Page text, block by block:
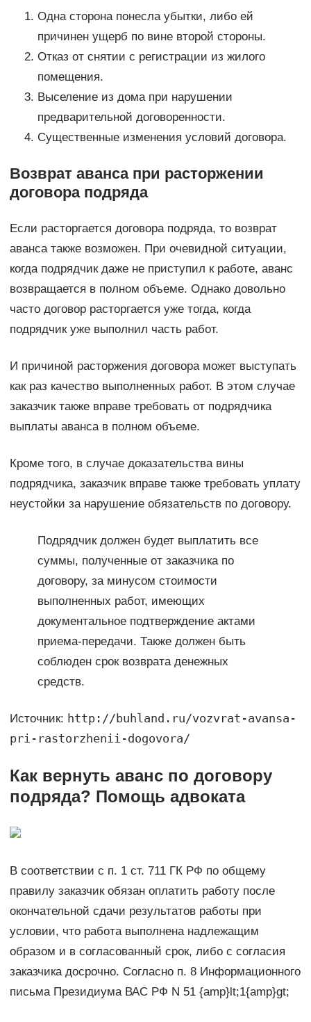
Одна сторона понесла убытки, либо ей
причинен ущерб по вине второй стороны.
Отказ от снятии с регистрации из жилого
помещения.
Выселение из дома при нарушении
предварительной договоренности.
Существенные изменения условий договора.
Возврат аванса при расторжении
договора подряда
Если расторгается договора подряда, то возврат
аванса также возможен. При очевидной ситуации,
когда подрядчик даже не приступил к работе, аванс
возвращается в полном объеме. Однако довольно
часто договор расторгается уже тогда, когда
подрядчик уже выполнил часть работ.
И причиной расторжения договора может выступать
как раз качество выполненных работ. В этом случае
заказчик также вправе требовать от подрядчика
выплаты аванса в полном объеме.
Кроме того, в случае доказательства вины
подрядчика, заказчик вправе также требовать уплату
неустойки за нарушение обязательств по договору.
Подрядчик должен будет выплатить все
суммы, полученные от заказчика по
договору, за минусом стоимости
выполненных работ, имеющих
документальное подтверждение актами
приема-передачи. Также должен быть
соблюден срок возврата денежных
средств.
Источник: http://buhland.ru/vozvrat-avansa-
pri-rastorzhenii-dogovora/
Как вернуть аванс по договору
подряда? Помощь адвоката
В соответствии с п. 1 ст. 711 ГК РФ по общему
правилу заказчик обязан оплатить работу после
окончательной сдачи результатов работы при
условии, что работа выполнена надлежащим
образом и в согласованный срок, либо с согласия
заказчика досрочно. Согласно п. 8 Информационного
письма Президиума ВАС РФ N 51 {amp}lt;1{amp}gt;